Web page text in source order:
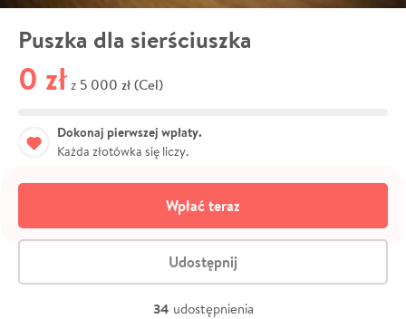
Puszka dla sierściuszka
0 zł z 5 000 zł (Cel)
Dokonaj pierwszej wpłaty.
Każda złotówka się liczy.
Wpłać teraz
Udostępnij
34 udostępnienia